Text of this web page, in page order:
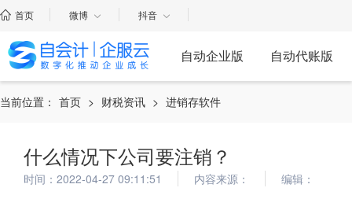
首页 微博 抖音
自动企业版 自动代账版
当前位置： 首页 > 财税资讯 > 进销存软件
什么情况下公司要注销？
时间：2022-04-27 09:11:51 内容来源： 编辑：